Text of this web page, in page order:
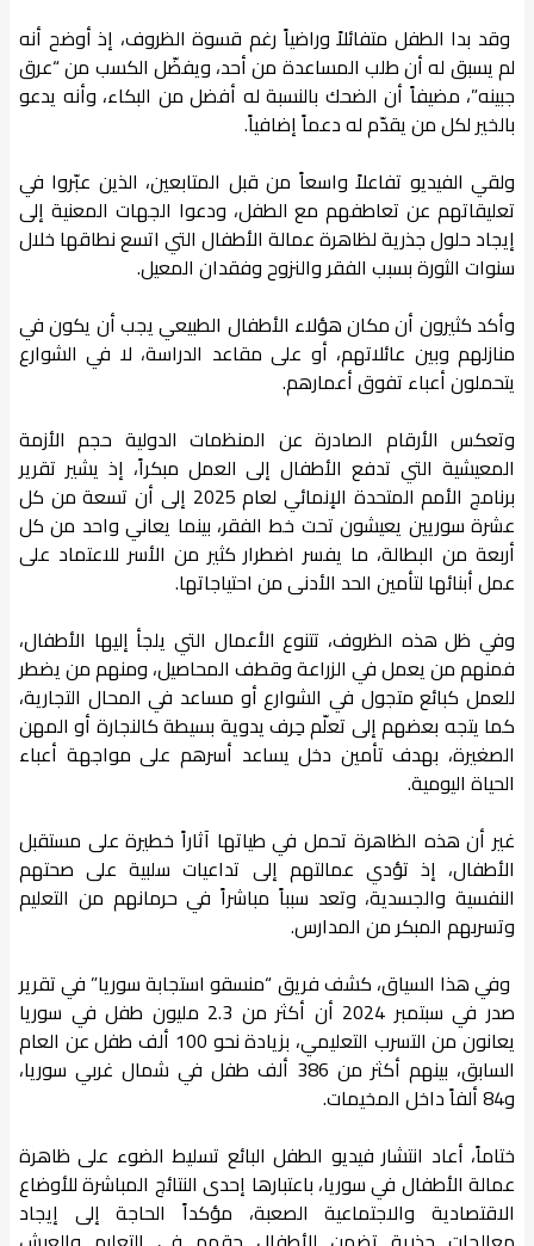
وقد بدا الطفل متفائلاً وراضياً رغم قسوة الظروف، إذ أوضح أنه
لم يسبق له أن طلب المساعدة من أحد، ويفضّل الكسب من “عرق
جبينه”، مضيفاً أن الضحك بالنسبة له أفضل من البكاء، وأنه يدعو
بالخير لكل من يقدّم له دعماً إضافياً.
ولقي الفيديو تفاعلاً واسعاً من قبل المتابعين، الذين عبّروا في
تعليقاتهم عن تعاطفهم مع الطفل، ودعوا الجهات المعنية إلى
إيجاد حلول جذرية لظاهرة عمالة الأطفال التي اتسع نطاقها خلال
سنوات الثورة بسبب الفقر والنزوح وفقدان المعيل.
وأكد كثيرون أن مكان هؤلاء الأطفال الطبيعي يجب أن يكون في
منازلهم وبين عائلاتهم، أو على مقاعد الدراسة، لا في الشوارع
يتحملون أعباء تفوق أعمارهم.
وتعكس الأرقام الصادرة عن المنظمات الدولية حجم الأزمة
المعيشية التي تدفع الأطفال إلى العمل مبكراً، إذ يشير تقرير
برنامج الأمم المتحدة الإنمائي لعام 2025 إلى أن تسعة من كل
عشرة سوريين يعيشون تحت خط الفقر، بينما يعاني واحد من كل
أربعة من البطالة، ما يفسر اضطرار كثير من الأسر للاعتماد على
عمل أبنائها لتأمين الحد الأدنى من احتياجاتها.
وفي ظل هذه الظروف، تتنوع الأعمال التي يلجأ إليها الأطفال،
فمنهم من يعمل في الزراعة وقطف المحاصيل، ومنهم من يضطر
للعمل كبائع متجول في الشوارع أو مساعد في المحال التجارية،
كما يتجه بعضهم إلى تعلّم حِرف يدوية بسيطة كالنجارة أو المهن
الصغيرة، بهدف تأمين دخل يساعد أسرهم على مواجهة أعباء
الحياة اليومية.
غير أن هذه الظاهرة تحمل في طياتها آثاراً خطيرة على مستقبل
الأطفال، إذ تؤدي عمالتهم إلى تداعيات سلبية على صحتهم
النفسية والجسدية، وتعد سبباً مباشراً في حرمانهم من التعليم
وتسربهم المبكر من المدارس.
وفي هذا السياق، كشف فريق “منسقو استجابة سوريا” في تقرير
صدر في سبتمبر 2024 أن أكثر من 2.3 مليون طفل في سوريا
يعانون من التسرب التعليمي، بزيادة نحو 100 ألف طفل عن العام
السابق، بينهم أكثر من 386 ألف طفل في شمال غربي سوريا،
و84 ألفاً داخل المخيمات.
ختاماً، أعاد انتشار فيديو الطفل البائع تسليط الضوء على ظاهرة
عمالة الأطفال في سوريا، باعتبارها إحدى النتائج المباشرة للأوضاع
الاقتصادية والاجتماعية الصعبة، مؤكداً الحاجة إلى إيجاد